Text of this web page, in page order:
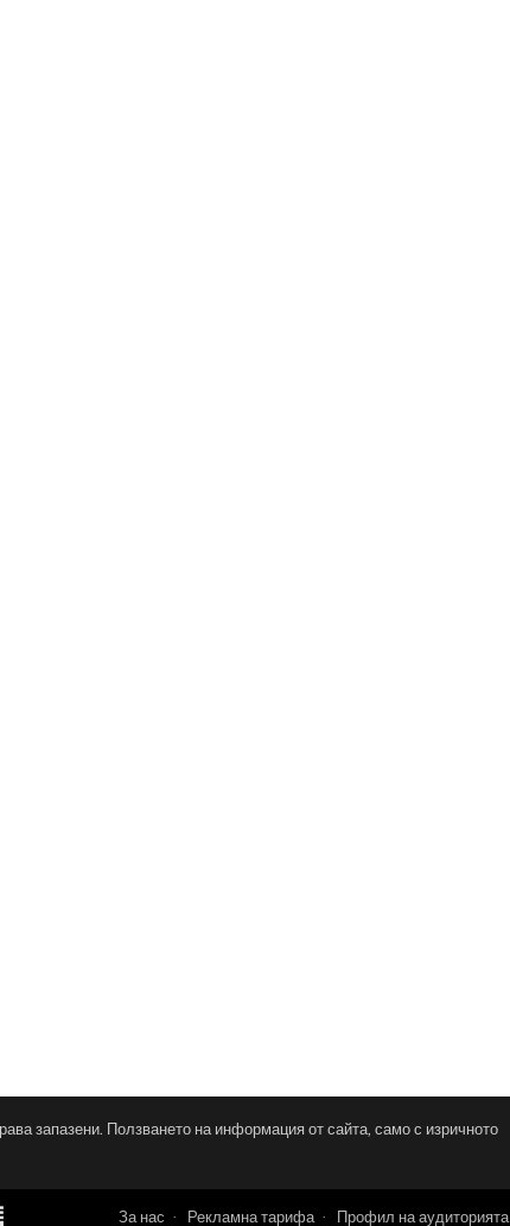
запазени. Ползването на информация от сайта, само с изричното
За нас Рекламна тарифа Профил на аудиторията